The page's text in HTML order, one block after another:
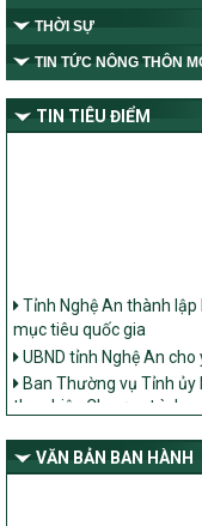
THỜI SỰ
TIN TỨC NÔNG THÔN
TIN TIÊU ĐIỂM
mục tiêu quốc gia
UBND tỉnh Nghệ An cho
Ban Thường vụ Tỉnh ủy
thực hiện Chương trình
giảm nghèo bền vững
dân tộc thiểu số và miền
Nghệ An
VĂN BẢN BAN HÀNH